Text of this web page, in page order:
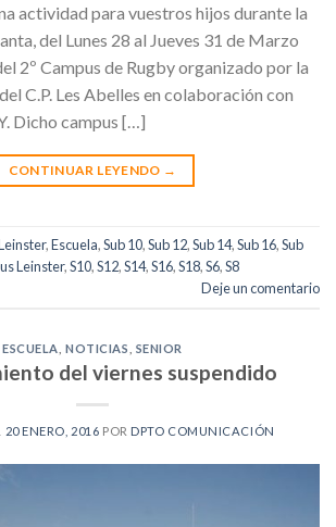
actividad para vuestros hijos durante la
del Lunes 28 al Jueves 31 de Marzo
2º Campus de Rugby organizado por la
C.P. Les Abelles en colaboración con
Dicho campus […]
CONTINUAR LEYENDO →
,Escuela,Sub 10,Sub 12,Sub 14,Sub 16,Sub
Leinster,S10,S12,S14,S16,S18,S6,S8
Deje un comentario
ESCUELA ,NOTICIAS SENIOR
del viernes suspendido
20 ENERO, 2016 POR DPTO COMUNICACIÓN